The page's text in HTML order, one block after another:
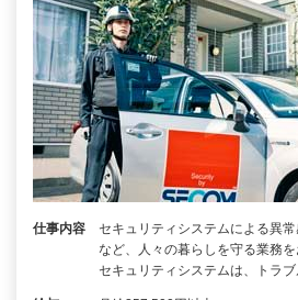
仕事内容
セキュリティシステムによる異
など、人々の暮らしを守る業務
セキュリティシステムは、トラ